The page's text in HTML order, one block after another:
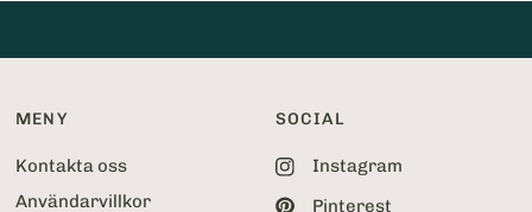
MENY
Kontakta oss
Användarvillkor
SOCIAL
Instagram
Pinterest